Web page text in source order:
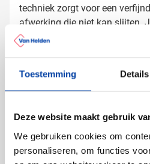
Toestemming Details
Deze website maakt gebruik
We gebruiken cookies om
personaliseren, om functies
techniek zorgt voor een
afwerking die niet kan slijten.
subtiel maar duidelijk
gegraveerd voor een
Flesopeners
Bij Van Helden
Met je bedrijfslogo in één of
Met een pakkende slogan of
Met lasergravering voor